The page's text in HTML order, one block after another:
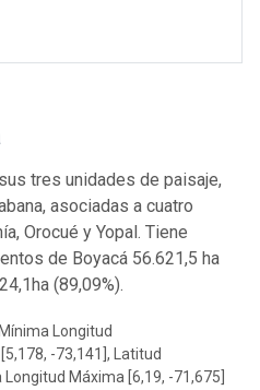
tres unidades de paisaje,
asociadas a cuatro
Orocué y Yopal. Tiene
de Boyacá 56.621,5 ha
(89,09%).
Longitud
-73,141], Latitud
Longitud Máxima [6,19, -71,675]